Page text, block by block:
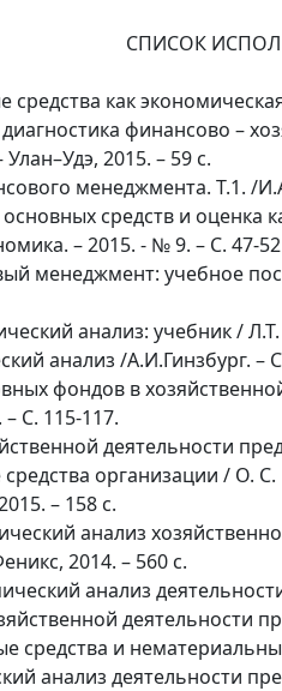
СПИСОК
как
финансово –
2015. – 59 с.
менеджмента. Т.1. /
средств и
– 2015. - № 9. – С. 47-
менеджмент: учебное
анализ: учебник /
анализ /А.И.Гинзбург. –
фондов в
С. 115-117.
деятельности
организации / О.
– 158 с.
анализ
2014. – 560 с.
анализ
деятельности
средства и
анализ деятельности